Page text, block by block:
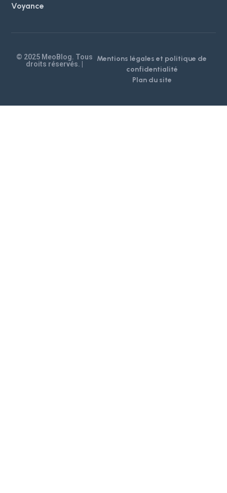
Voyance
© 2025 MeoBlog. Tous
droits réservés. |
Mentions légales et politique de
confidentialité
Plan du site